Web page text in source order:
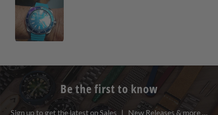
Be the first to know
Sign up to get the latest on Sales | New Releases & more …